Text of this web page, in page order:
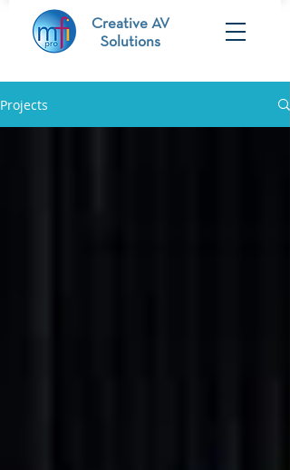
Creative AV
Solutions
Projects